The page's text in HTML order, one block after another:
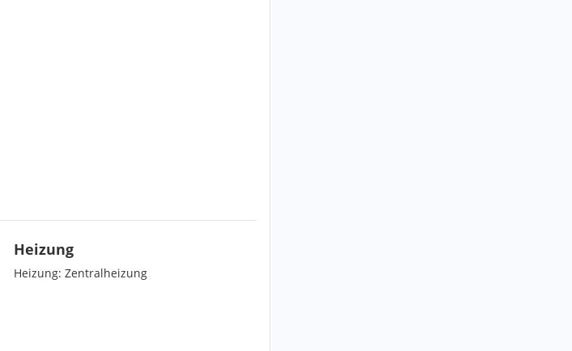
Heizung
Heizung: Zentralheizung